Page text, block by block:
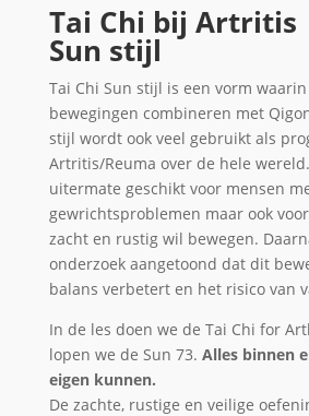
Tai Chi bij Artritis
Sun stijl
Tai Chi Sun stijl is een vorm
bewegingen combineren met
stijl wordt ook veel gebruikt als
Artritis/Reuma over de hele
uitermate geschikt voor mensen
gewrichtsproblemen maar ook
zacht en rustig wil bewegen.
onderzoek aangetoond dat dit
balans verbetert en het risico van
In de les doen we de Tai Chi for
lopen we de Sun 73. Alles binnen
eigen kunnen.
De zachte, rustige en veilige